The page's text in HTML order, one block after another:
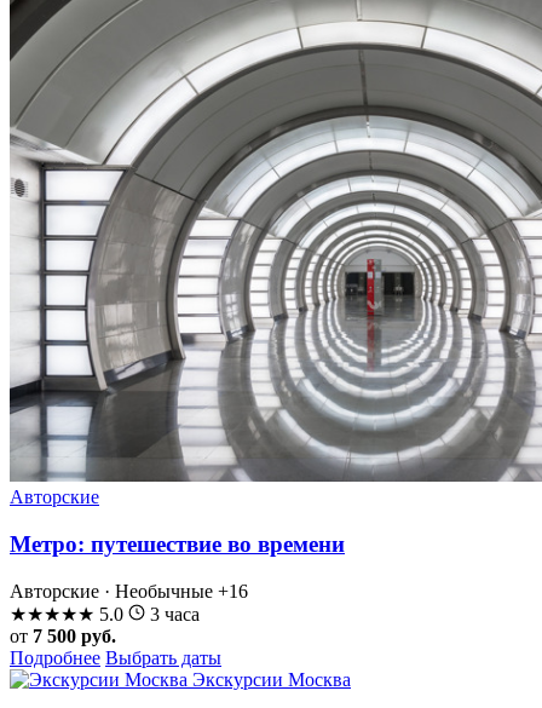
Авторские
Метро: путешествие во времени
Авторские · Необычные +16
★★★★★ 5.0
3 часа
от 7 500 руб.
Подробнее Выбрать даты
Экскурсии Москва